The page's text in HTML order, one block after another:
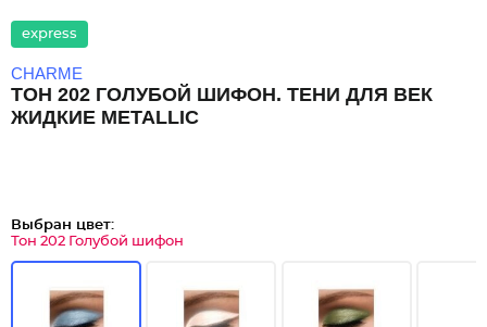
express
CHARME
ТОН 202 ГОЛУБОЙ ШИФОН. ТЕНИ ДЛЯ ВЕК
ЖИДКИЕ METALLIC
Выбран цвет:
Тон 202 Голубой шифон